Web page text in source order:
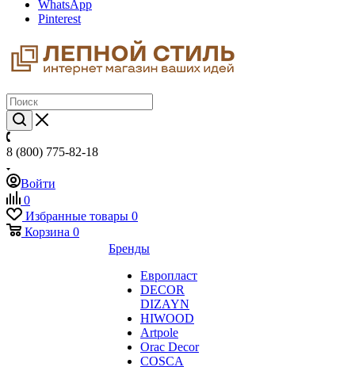
WhatsApp
Pinterest
8 (800) 775-82-18
Войти
0
Избранные товары 0
Корзина 0
Бренды
Европласт
DECOR
DIZAYN
HIWOOD
Artpole
Orac Decor
COSCA